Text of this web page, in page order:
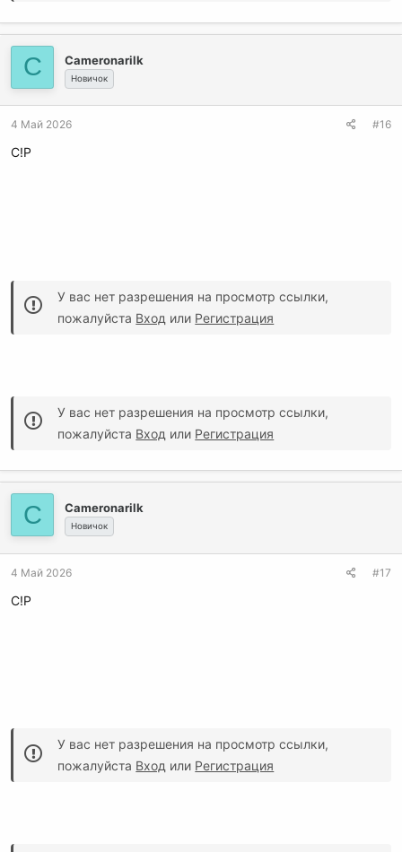
C Cameronarilk
Новичок
4 Май 2026 #16
C!P
У вас нет разрешения на просмотр ссылки,
пожалуйста Вход или Регистрация
У вас нет разрешения на просмотр ссылки,
пожалуйста Вход или Регистрация
C Cameronarilk
Новичок
4 Май 2026 #17
C!P
У вас нет разрешения на просмотр ссылки,
пожалуйста Вход или Регистрация